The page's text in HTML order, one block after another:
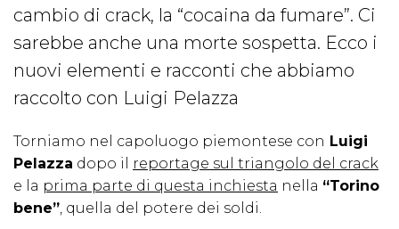
cambio di crack, la “cocaina da fumare”. Ci
sarebbe anche una morte sospetta. Ecco i
nuovi elementi e racconti che abbiamo
raccolto con Luigi Pelazza
Torniamo nel capoluogo piemontese con Luigi
Pelazza dopo il
reportage sul triangolo del crack
e la prima parte di questa inchiesta nella “Torino
bene”, quella del potere dei soldi.